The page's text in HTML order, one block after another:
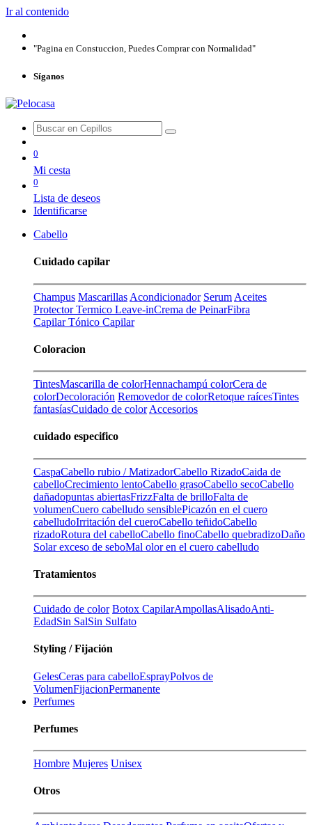
Ir al contenido
"Pagina en Constuccion, Puedes Comprar con Normalidad"
Síganos
0
Mi cesta
0
Lista de deseos
Identificarse
Cabello
Cuidado capilar
Champus Mascarillas Acondicionador Serum Aceites
Protector Termico Leave-inCrema de PeinarFibra
CapilarTónico Capilar
Coloracion
TintesMascarilla de colorHennachampú colorCera de
colorDecoloración Removedor de colorRetoque raícesTintes
fantasíasCuidado de color Accesorios
cuidado especifico
CaspaCabello rubio / MatizadorCabello RizadoCaida de
cabelloCrecimiento lentoCabello grasoCabello secoCabello
dañadopuntas abiertasFrizzFalta de brilloFalta de
volumenCuero cabelludo sensiblePicazón en el cuero
cabelludoIrritación del cueroCabello teñidoCabello
rizadoRotura del cabelloCabello finoCabello quebradizoDaño
Solarexceso de seboMal olor en el cuero cabelludo
Tratamientos
Cuidado de color Botox CapilarAmpollasAlisadoAnti-
EdadSin SalSin Sulfato
Styling / Fijación
GelesCeras para cabelloEsprayPolvos de
VolumenFijacionPermanente
Perfumes
Perfumes
Hombre Mujeres Unisex
Otros